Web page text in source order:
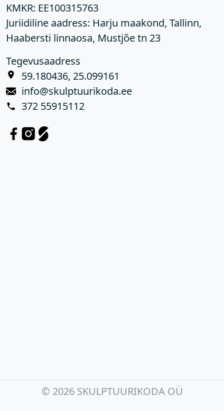
KMKR: EE100315763
Juriidiline aadress: Harju maakond, Tallinn,
Haabersti linnaosa, Mustjõe tn 23
Tegevusaadress
59.180436, 25.099161
info@skulptuurikoda.ee
372 55915112
© 2026 SKULPTUURIKODA OÜ